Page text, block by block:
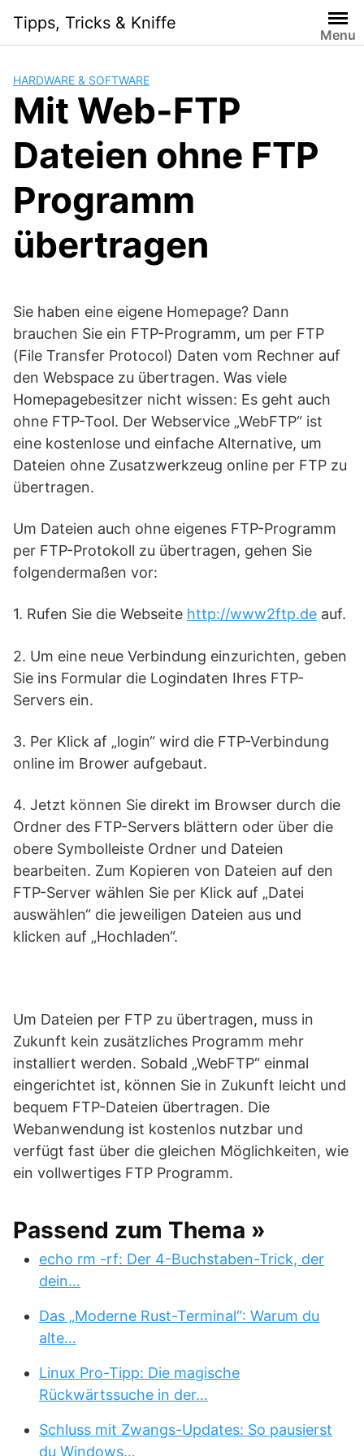
content
Tipps, Tricks & Kniffe
Menu
HARDWARE & SOFTWARE
Mit Web-FTP
Dateien ohne FTP
Programm
übertragen
Sie haben eine eigene Homepage? Dann
brauchen Sie ein FTP-Programm, um per FTP
(File Transfer Protocol) Daten vom Rechner auf
den Webspace zu übertragen. Was viele
Homepagebesitzer nicht wissen: Es geht auch
ohne FTP-Tool. Der Webservice „WebFTP“ ist
eine kostenlose und einfache Alternative, um
Dateien ohne Zusatzwerkzeug online per FTP zu
übertragen.
Um Dateien auch ohne eigenes FTP-Programm
per FTP-Protokoll zu übertragen, gehen Sie
folgendermaßen vor:
1. Rufen Sie die Webseite http://www2ftp.de auf.
2. Um eine neue Verbindung einzurichten, geben
Sie ins Formular die Logindaten Ihres FTP-
Servers ein.
3. Per Klick af „login“ wird die FTP-Verbindung
online im Brower aufgebaut.
4. Jetzt können Sie direkt im Browser durch die
Ordner des FTP-Servers blättern oder über die
obere Symbolleiste Ordner und Dateien
bearbeiten. Zum Kopieren von Dateien auf den
FTP-Server wählen Sie per Klick auf „Datei
auswählen“ die jeweiligen Dateien aus und
klicken auf „Hochladen“.
Um Dateien per FTP zu übertragen, muss in
Zukunft kein zusätzliches Programm mehr
installiert werden. Sobald „WebFTP“ einmal
eingerichtet ist, können Sie in Zukunft leicht und
bequem FTP-Dateien übertragen. Die
Webanwendung ist kostenlos nutzbar und
verfügt fast über die gleichen Möglichkeiten, wie
ein vollwertiges FTP Programm.
Passend zum Thema »
echo rm -rf: Der 4-Buchstaben-Trick, der
dein…
Das „Moderne Rust-Terminal“: Warum du
alte…
Linux Pro-Tipp: Die magische
Rückwärtssuche in der…
Schluss mit Zwangs-Updates: So pausierst
du Windows…